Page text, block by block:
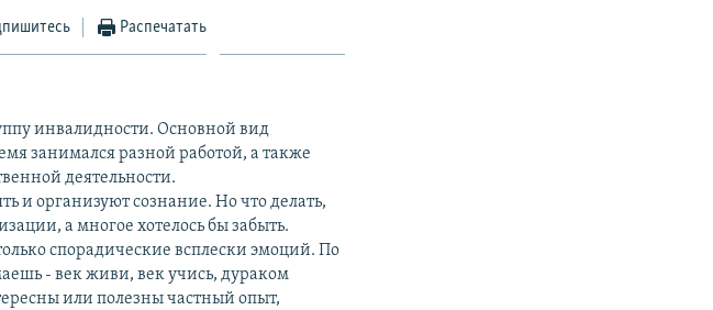
Распечатать
инвалидности. Основной вид
занимался разной работой, а также
деятельности.
и организуют сознание. Но что делать,
а многое хотелось бы забыть.
спорадические всплески эмоций. По
- век живи, век учись, дураком
или полезны частный опыт,